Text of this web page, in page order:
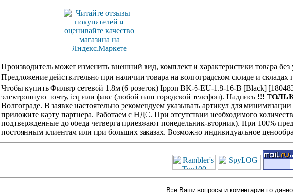
Производитель может изменить внешний вид, комплект и характеристики товара без
Предложение действительно при наличии товара на волгоградском складе и складах
Чтобы купить Фильтр сетевой 1.8м (6 розеток) Ippon BK-6-EU-1.8-16-B [Black]
электронную почту, icq или факс (любой наш городской телефон). Надпись !!!
Волгограде. В заявке настоятельно рекомендуем указывать артикул для
приложите карту партнера. Работаем с НДС. При отсутствии необходимого
подтвержденные до обеда четверга приезжают понедельник-вторник). При 100%
постоянным клиентам или при больших заказах. Возможно индивидуальное
Все Ваши вопросы и коментарии по